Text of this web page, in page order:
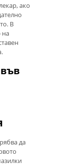
ако
В
на
да